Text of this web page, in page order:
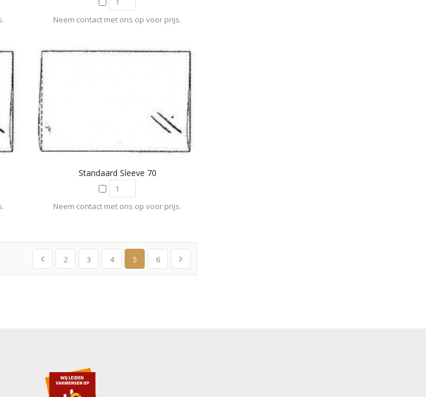
Neem contact met ons op voor prijs.
Standaard Sleeve 70
Neem contact met ons op voor prijs.
2 3 4 5 6